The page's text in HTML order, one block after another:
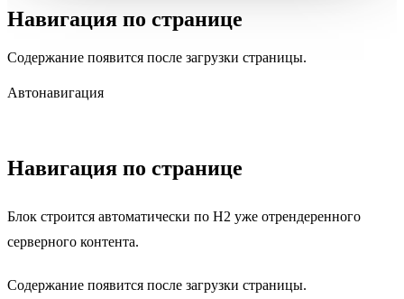
Навигация по странице
Содержание появится после загрузки страницы.
Автонавигация
Навигация по странице
Блок строится автоматически по H2 уже отрендеренного
серверного контента.
Содержание появится после загрузки страницы.